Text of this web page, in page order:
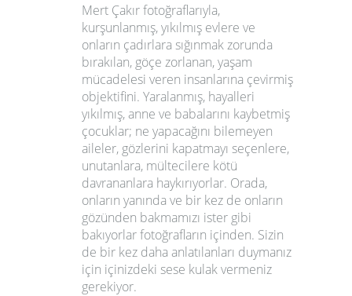
Mert Çakır fotoğraflarıyla,
kurşunlanmış, yıkılmış evlere ve
onların çadırlara sığınmak zorunda
bırakılan, göçe zorlanan, yaşam
mücadelesi veren insanlarına çevirmiş
objektifini. Yaralanmış, hayalleri
yıkılmış, anne ve babalarını kaybetmiş
çocuklar; ne yapacağını bilemeyen
aileler, gözlerini kapatmayı seçenlere,
unutanlara, mültecilere kötü
davrananlara haykırıyorlar. Orada,
onların yanında ve bir kez de onların
gözünden bakmamızı ister gibi
bakıyorlar fotoğrafların içinden. Sizin
de bir kez daha anlatılanları duymanız
için içinizdeki sese kulak vermeniz
gerekiyor.